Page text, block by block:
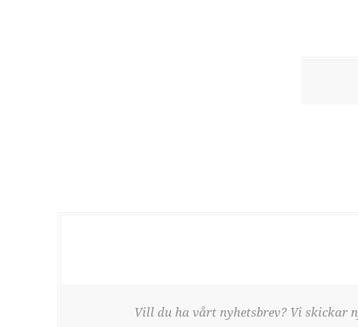
Vill du ha vårt nyhetsbrev? Vi skickar